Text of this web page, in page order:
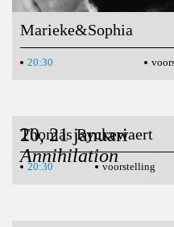
Marieke&Sophia
20:30
20, 21 januari
Annihilation
Thomas Ryckewaert
20:30 voorstelling